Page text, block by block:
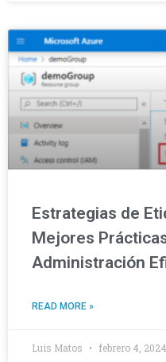
Estrategias de
Mejores
Administración
READ MORE »
Luis Matos febrero 4, 2024